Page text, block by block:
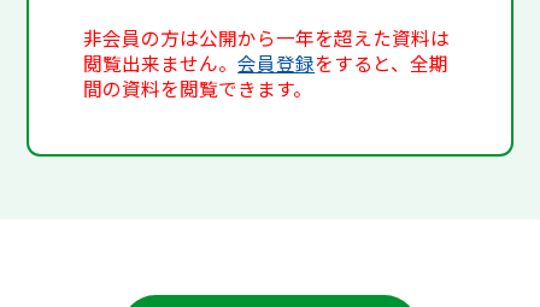
非会員の方は公開から一年を超えた資料は
閲覧出来ません。会員登録をすると、全期
間の資料を閲覧できます。